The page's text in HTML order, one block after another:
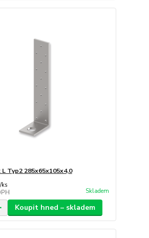
Typ2 285x65x105x4,0
/ks
Skladem
Koupit hned – skladem